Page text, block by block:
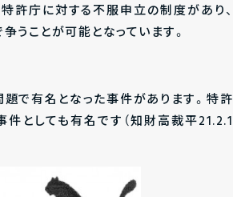
許庁に対する不服申立の制度があり、
ことが可能となっています。
で有名となった事件があります。特許
としても有名です（知財高裁平21.2.1